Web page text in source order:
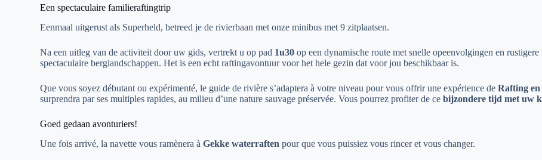
Een spectaculaire familieraftingtrip
Eenmaal uitgerust als Superheld, betreed je de rivierbaan met onze minibus met 9 zitplaatsen.
Na een uitleg van de activiteit door uw gids, vertrekt u op pad 1u30 op een dynamische route met snelle opeenvolgingen en
spectaculaire berglandschappen. Het is een echt raftingavontuur voor het hele gezin dat voor jou beschikbaar is.
Que vous soyez débutant ou expérimenté, le guide de rivière s’adaptera à votre niveau pour vous offrir une expérience deRafting
surprendra par ses multiples rapides, au milieu d’une nature sauvage préservée. Vous pourrez profiter de cebijzondere tijd met uw
Goed gedaan avonturiers!
Une fois arrivé, la navette vous ramènera à Gekke waterraften pour que vous puissiez vous rincer et vous changer.